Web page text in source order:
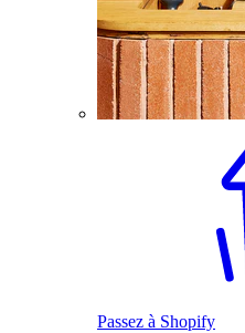
Passez à Shopify